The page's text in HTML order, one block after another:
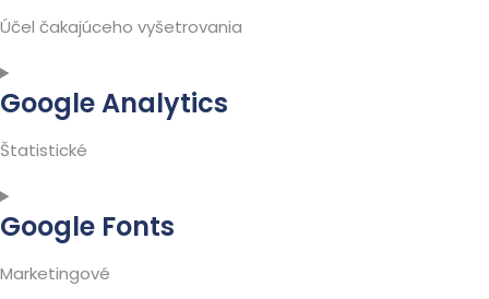
facebook
Účel čakajúceho vyšetrovania
Consent
to
slider-
revolution
Google Analytics
Štatistické
Consent
to
google-
Google Fonts
Marketingové